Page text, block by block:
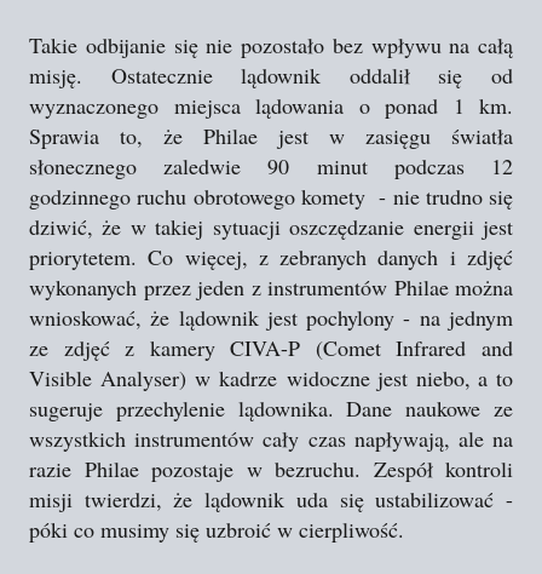
Takie odbijanie się nie pozostało bez wpływu na całą
misję. Ostatecznie lądownik oddalił się od
wyznaczonego miejsca lądowania o ponad 1 km.
Sprawia to, że Philae jest w zasięgu światła
słonecznego zaledwie 90 minut podczas 12
godzinnego ruchu obrotowego komety - nie trudno się
dziwić, że w takiej sytuacji oszczędzanie energii jest
priorytetem. Co więcej, z zebranych danych i zdjęć
wykonanych przez jeden z instrumentów Philae można
wnioskować, że lądownik jest pochylony - na jednym
ze zdjęć z kamery CIVA-P (Comet Infrared and
Visible Analyser) w kadrze widoczne jest niebo, a to
sugeruje przechylenie lądownika. Dane naukowe ze
wszystkich instrumentów cały czas napływają, ale na
razie Philae pozostaje w bezruchu. Zespół kontroli
misji twierdzi, że lądownik uda się ustabilizować -
póki co musimy się uzbroić w cierpliwość.